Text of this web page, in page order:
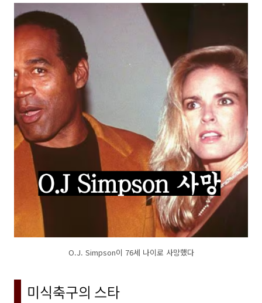
O.J. Simpson이 76세 나이로 사망했다
미식축구의 스타